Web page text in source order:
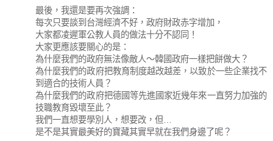
最後，我還是要再次強調：
每次只要談到台灣經濟不好，政府財政赤字增加，
大家都凌遲軍公教人員的做法十分不認同！
大家更應該要關心的是：
為什麼我們的政府無法像敵人～韓國政府一樣把餅做大？
為什麼我們的政府把教育制度越改越差，以致於一些企業找不
到適合的技術人員？
為什麼我們的政府把德國等先進國家近幾年來一直努力加強的
技職教育毀壞至此？
我們一直想要學別人，想要改，但…
是不是其實最美好的寶藏其實早就在我們身邊了呢？